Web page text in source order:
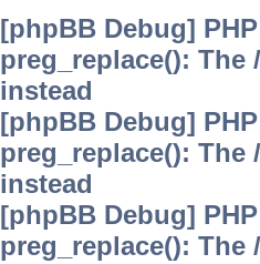
[phpBB Debug]
preg_replace():
instead
[phpBB Debug]
preg_replace():
instead
[phpBB Debug]
preg_replace():